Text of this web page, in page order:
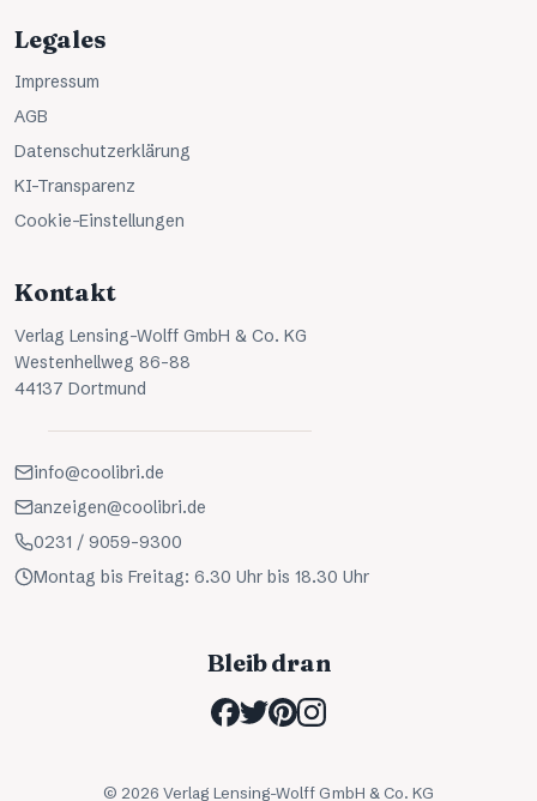
Legales
Impressum
AGB
Datenschutzerklärung
KI-Transparenz
Cookie-Einstellungen
Kontakt
Verlag Lensing-Wolff GmbH & Co. KG
Westenhellweg 86-88
44137 Dortmund
info@coolibri.de
anzeigen@coolibri.de
0231 / 9059-9300
Montag bis Freitag: 6.30 Uhr bis 18.30 Uhr
Bleib dran
© 2026 Verlag Lensing-Wolff GmbH & Co. KG